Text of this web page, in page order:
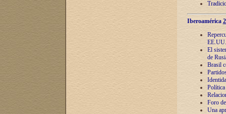
Iberoamérica
EE.UU.
El
de
Brasil
Política
Foro
Una